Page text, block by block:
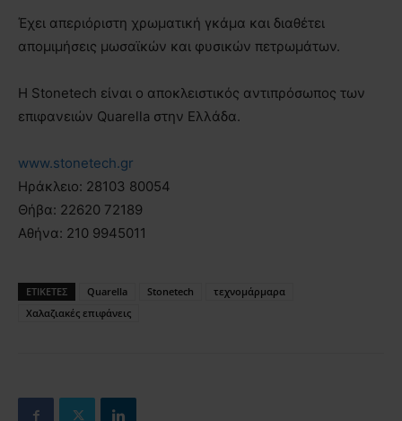
Έχει απεριόριστη χρωματική γκάμα και διαθέτει
απομιμήσεις μωσαϊκών και φυσικών πετρωμάτων.
Η Stonetech είναι ο αποκλειστικός αντιπρόσωπος των
επιφανειών Quarella στην Ελλάδα.
www.stonetech.gr
Ηράκλειο: 28103 80054
Θήβα: 22620 72189
Αθήνα: 210 9945011
ΕΤΙΚΕΤΕΣ Quarella Stonetech
τεχνομάρμαρα
Χαλαζιακές επιφάνεις